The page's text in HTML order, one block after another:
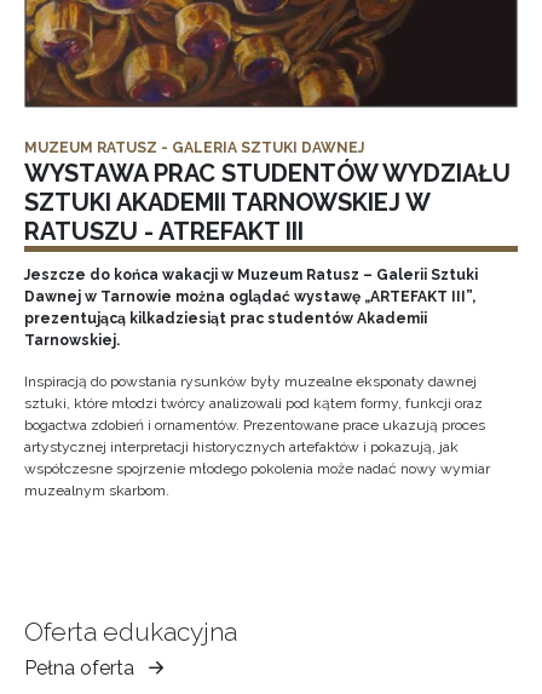
MUZEUM RATUSZ - GALERIA SZTUKI DAWNEJ
WYSTAWA PRAC STUDENTÓW WYDZIAŁU
SZTUKI AKADEMII TARNOWSKIEJ W
RATUSZU - ATREFAKT III
Jeszcze do końca wakacji w Muzeum Ratusz – Galerii Sztuki
Dawnej w Tarnowie można oglądać wystawę „ARTEFAKT III”,
prezentującą kilkadziesiąt prac studentów Akademii
Tarnowskiej.
Inspiracją do powstania rysunków były muzealne eksponaty dawnej
sztuki, które młodzi twórcy analizowali pod kątem formy, funkcji oraz
bogactwa zdobień i ornamentów. Prezentowane prace ukazują proces
artystycznej interpretacji historycznych artefaktów i pokazują, jak
współczesne spojrzenie młodego pokolenia może nadać nowy wymiar
muzealnym skarbom.
Oferta edukacyjna
Pełna oferta
Muzeum